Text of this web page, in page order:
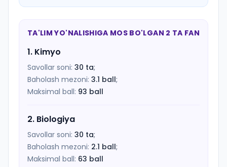
TA'LIM YO'NALISHIGA MOS BO'LGAN 2 TA FAN
1. Kimyo
Savollar soni: 30 ta;
Baholash mezoni: 3.1 ball;
Maksimal ball: 93 ball
2. Biologiya
Savollar soni: 30 ta;
Baholash mezoni: 2.1 ball;
Maksimal ball: 63 ball